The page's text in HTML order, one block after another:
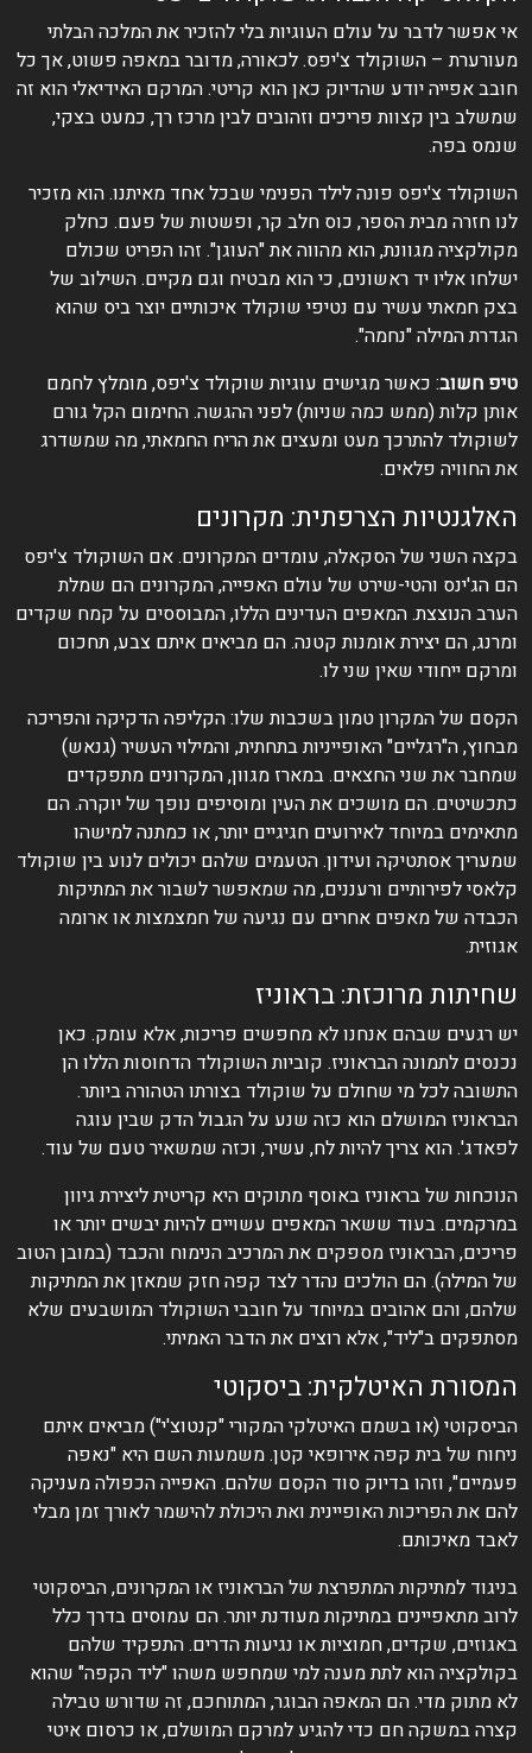
אי אפשר לדבר על עולם העוגיות בלי להזכיר את המלכה הבלתי
מעורערת – השוקולד צ'יפס. לכאורה, מדובר במאפה פשוט, אך כל
חובב אפייה יודע שהדיוק כאן הוא קריטי. המרקם האידיאלי הוא זה
שמשלב בין קצוות פריכים וזהובים לבין מרכז רך, כמעט בצקי,
שנמס בפה.
השוקולד צ'יפס פונה לילד הפנימי שבכל אחד מאיתנו. הוא מזכיר
לנו חזרה מבית הספר, כוס חלב קר, ופשטות של פעם. כחלק
מקולקציה מגוונת, הוא מהווה את "העוגן". זהו הפריט שכולם
ישלחו אליו יד ראשונים, כי הוא מבטיח וגם מקיים. השילוב של
בצק חמאתי עשיר עם נטיפי שוקולד איכותיים יוצר ביס שהוא
הגדרת המילה "נחמה".
טיפ חשוב: כאשר מגישים עוגיות שוקולד צ'יפס, מומלץ לחמם
אותן קלות (ממש כמה שניות) לפני ההגשה. החימום הקל גורם
לשוקולד להתרכך מעט ומעצים את הריח החמאתי, מה שמשדרג
את החוויה פלאים.
האלגנטיות הצרפתית: מקרונים
בקצה השני של הסקאלה, עומדים המקרונים. אם השוקולד צ'יפס
הם הג'ינס והטי-שירט של עולם האפייה, המקרונים הם שמלת
הערב הנוצצת. המאפים העדינים הללו, המבוססים על קמח שקדים
ומרנג, הם יצירת אומנות קטנה. הם מביאים איתם צבע, תחכום
ומרקם ייחודי שאין שני לו.
הקסם של המקרון טמון בשכבות שלו: הקליפה הדקיקה והפריכה
מבחוץ, ה"רגליים" האופייניות בתחתית, והמילוי העשיר (גנאש)
שמחבר את שני החצאים. במארז מגוון, המקרונים מתפקדים
כתכשיטים. הם מושכים את העין ומוסיפים נופך של יוקרה. הם
מתאימים במיוחד לאירועים חגיגיים יותר, או כמתנה למישהו
שמעריך אסתטיקה ועידון. הטעמים שלהם יכולים לנוע בין שוקולד
קלאסי לפירותיים ורעננים, מה שמאפשר לשבור את המתיקות
הכבדה של מאפים אחרים עם נגיעה של חמצמצות או ארומה
אגוזית.
שחיתות מרוכזת: בראוניז
יש רגעים שבהם אנחנו לא מחפשים פריכות, אלא עומק. כאן
נכנסים לתמונה הבראוניז. קוביות השוקולד הדחוסות הללו הן
התשובה לכל מי שחולם על שוקולד בצורתו הטהורה ביותר.
הבראוניז המושלם הוא כזה שנע על הגבול הדק שבין עוגה
לפאדג'. הוא צריך להיות לח, עשיר, וכזה שמשאיר טעם של עוד.
הנוכחות של בראוניז באוסף מתוקים היא קריטית ליצירת גיוון
במרקמים. בעוד ששאר המאפים עשויים להיות יבשים יותר או
פריכים, הבראוניז מספקים את המרכיב הנימוח והכבד (במובן הטוב
של המילה). הם הולכים נהדר לצד קפה חזק שמאזן את המתיקות
שלהם, והם אהובים במיוחד על חובבי השוקולד המושבעים שלא
מסתפקים ב"ליד", אלא רוצים את הדבר האמיתי.
המסורת האיטלקית: ביסקוטי
הביסקוטי (או בשמם האיטלקי המקורי "קנטוצ'י") מביאים איתם
ניחוח של בית קפה אירופאי קטן. משמעות השם היא "נאפה
פעמיים", וזהו בדיוק סוד הקסם שלהם. האפייה הכפולה מעניקה
להם את הפריכות האופיינית ואת היכולת להישמר לאורך זמן מבלי
לאבד מאיכותם.
בניגוד למתיקות המתפרצת של הבראוניז או המקרונים, הביסקוטי
לרוב מתאפיינים במתיקות מעודנת יותר. הם עמוסים בדרך כלל
באגוזים, שקדים, חמוציות או נגיעות הדרים. התפקיד שלהם
בקולקציה הוא לתת מענה למי שמחפש משהו "ליד הקפה" שהוא
לא מתוק מדי. הם המאפה הבוגר, המתוחכם, זה שדורש טבילה
קצרה במשקה חם כדי להגיע למרקם המושלם, או כרסום איטי